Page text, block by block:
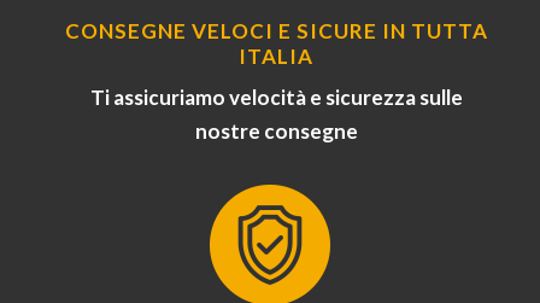
CONSEGNE VELOCI E SICURE IN TUTTA
ITALIA
Ti assicuriamo velocità e sicurezza sulle
nostre consegne